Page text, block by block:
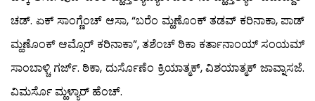
ಚಡ್. ಏಕ್ ಸಾಂಗ್ಣೆಂಚ್ ಆಸಾ, “ಬರೆಂ ಮ್ಹಣೊಂಕ್ ತಡವ್ ಕರಿನಾಕಾ, ಪಾಡ್
ಮ್ಹಣೊಂಕ್ ಆಮ್ಸೊರ್ ಕರಿನಾಕಾ”, ತಶೆಂಚ್ ಠಿಕಾ ಕರ್ತಾನಾಂಯ್ ಸಂಯಮ್
ಸಾಂಬಾಳ್ಚಿ ಗರ್ಜ್. ಠಿಕಾ, ದುರ್ಸೊಣೆಂ ಕ್ರಿಯಾತ್ಮಕ್, ವಿಶಯಾತ್ಮಕ್ ಜಾವ್ನಾಸಜೆ.
ವಿಮರ್ಸೊ ಮ್ಹಳ್ಯಾರ್ ಹೆಂಚ್.